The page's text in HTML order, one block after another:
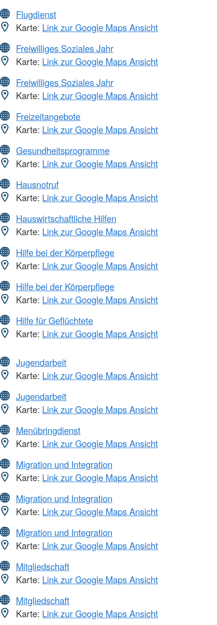
Flugdienst
Karte: Link zur Google Maps Ansicht
Freiwilliges Soziales Jahr
Karte: Link zur Google Maps Ansicht
Freiwilliges Soziales Jahr
Karte: Link zur Google Maps Ansicht
Freizeitangebote
Karte: Link zur Google Maps Ansicht
Gesundheitsprogramme
Karte: Link zur Google Maps Ansicht
Hausnotruf
Karte: Link zur Google Maps Ansicht
Hauswirtschaftliche Hilfen
Karte: Link zur Google Maps Ansicht
Hilfe bei der Körperpflege
Karte: Link zur Google Maps Ansicht
Hilfe bei der Körperpflege
Karte: Link zur Google Maps Ansicht
Hilfe für Geflüchtete
Karte: Link zur Google Maps Ansicht
Jugendarbeit
Karte: Link zur Google Maps Ansicht
Jugendarbeit
Karte: Link zur Google Maps Ansicht
Menübringdienst
Karte: Link zur Google Maps Ansicht
Migration und Integration
Karte: Link zur Google Maps Ansicht
Migration und Integration
Karte: Link zur Google Maps Ansicht
Migration und Integration
Karte: Link zur Google Maps Ansicht
Mitgliedschaft
Karte: Link zur Google Maps Ansicht
Mitgliedschaft
Karte: Link zur Google Maps Ansicht